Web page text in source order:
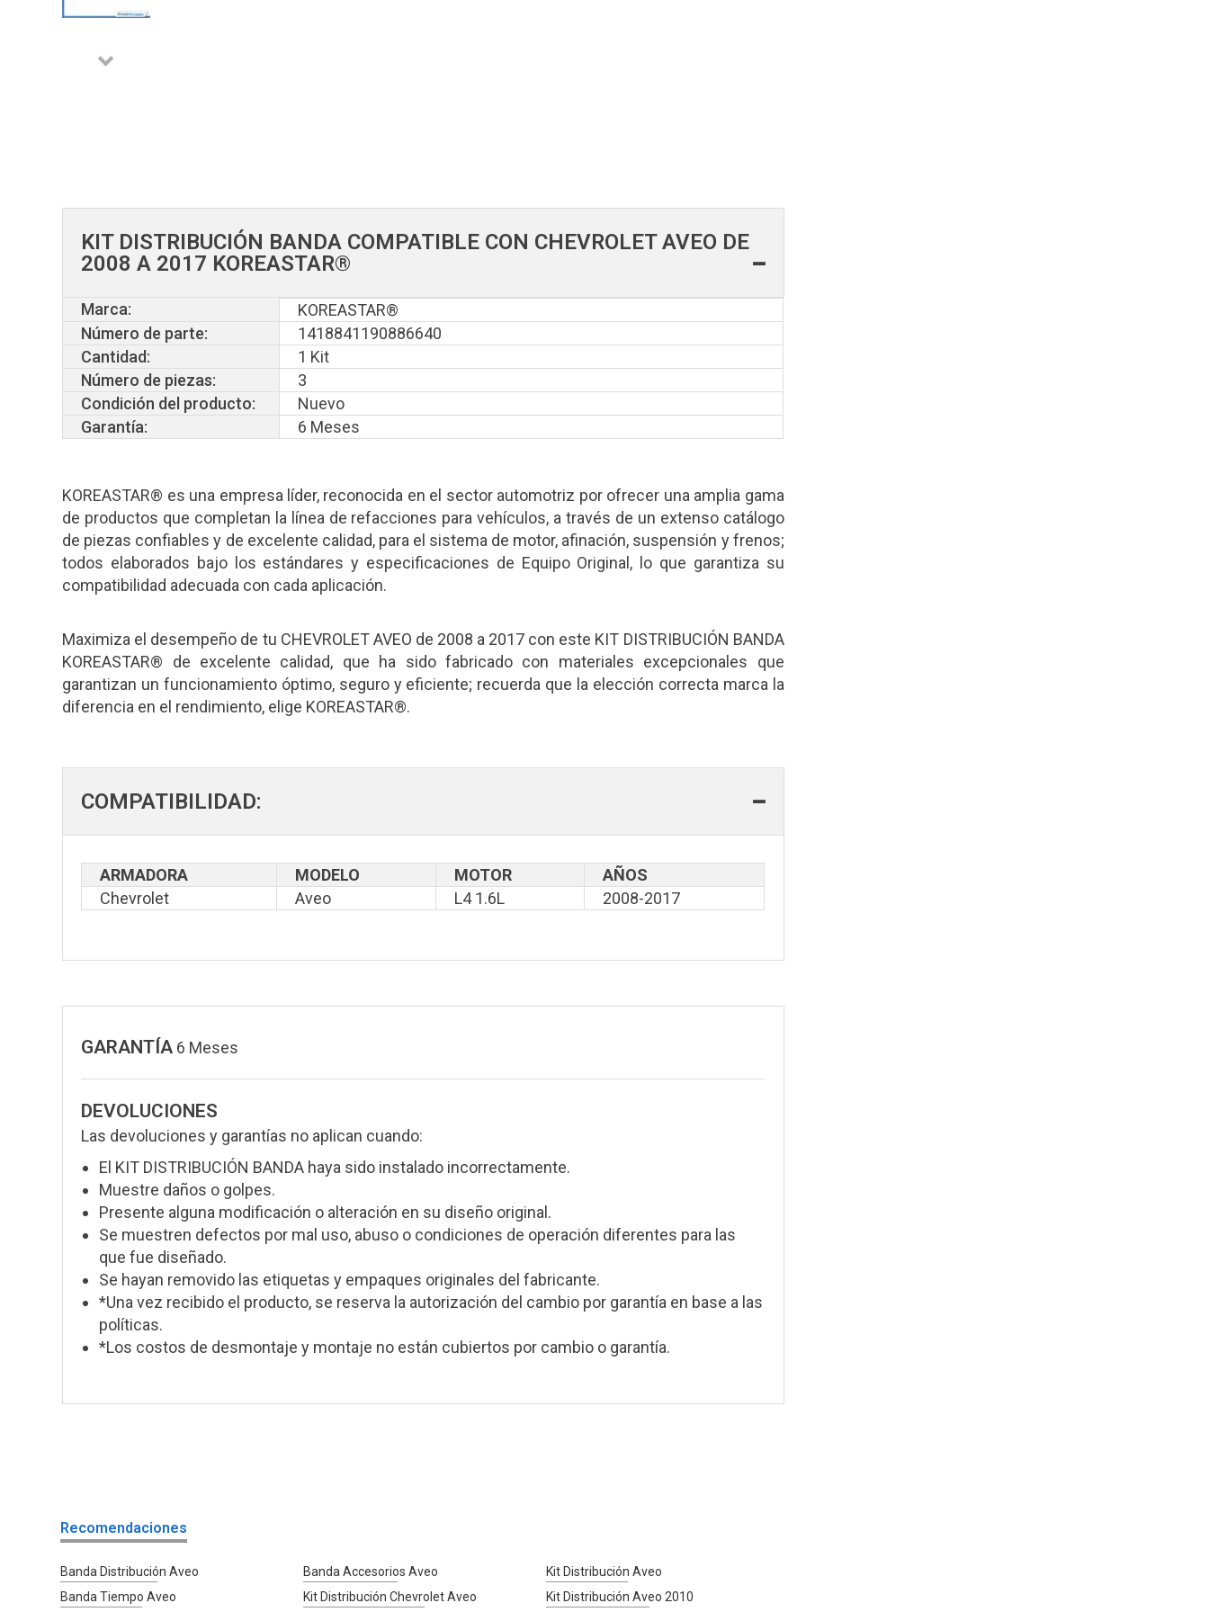
KIT DISTRIBUCIÓN BANDA COMPATIBLE CON CHEVROLET AVEO DE
2008 A 2017 KOREASTAR®
Marca:
KOREASTAR®
Número de parte:
1418841190886640
Cantidad:
1 Kit
Número de piezas:
3
Condición del producto:
Nuevo
Garantía:
6 Meses
KOREASTAR® es una empresa líder, reconocida en el sector automotriz por ofrecer una amplia gama
de productos que completan la línea de refacciones para vehículos, a través de un extenso catálogo
de piezas confiables y de excelente calidad, para el sistema de motor, afinación, suspensión y frenos;
todos elaborados bajo los estándares y especificaciones de Equipo Original, lo que garantiza su
compatibilidad adecuada con cada aplicación.
Maximiza el desempeño de tu CHEVROLET AVEO de 2008 a 2017 con este KIT DISTRIBUCIÓN BANDA
KOREASTAR® de excelente calidad, que ha sido fabricado con materiales excepcionales que
garantizan un funcionamiento óptimo, seguro y eficiente; recuerda que la elección correcta marca la
diferencia en el rendimiento, elige KOREASTAR®.
COMPATIBILIDAD:
ARMADORA MODELO MOTOR
AÑOS
Chevrolet
Aveo L4 1.6L 2008-2017
GARANTÍA 6 Meses
DEVOLUCIONES
Las devoluciones y garantías no aplican cuando:
El KIT DISTRIBUCIÓN BANDA haya sido instalado incorrectamente.
Muestre daños o golpes.
Presente alguna modificación o alteración en su diseño original.
Se muestren defectos por mal uso, abuso o condiciones de operación diferentes para las
que fue diseñado.
Se hayan removido las etiquetas y empaques originales del fabricante.
*Una vez recibido el producto, se reserva la autorización del cambio por garantía en base a las
políticas.
*Los costos de desmontaje y montaje no están cubiertos por cambio o garantía.
Recomendaciones
Banda Distribución Aveo Banda Accesorios Aveo
Kit Distribución Aveo
Banda Tiempo Aveo
Kit Distribución Chevrolet Aveo
Kit Distribución Aveo 2010